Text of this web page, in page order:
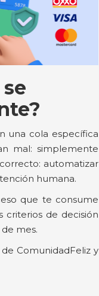
una cola específica
mal: simplemente
automatizar
humana.
que te consume
criterios de decisión
mes.
ComunidadFeliz y